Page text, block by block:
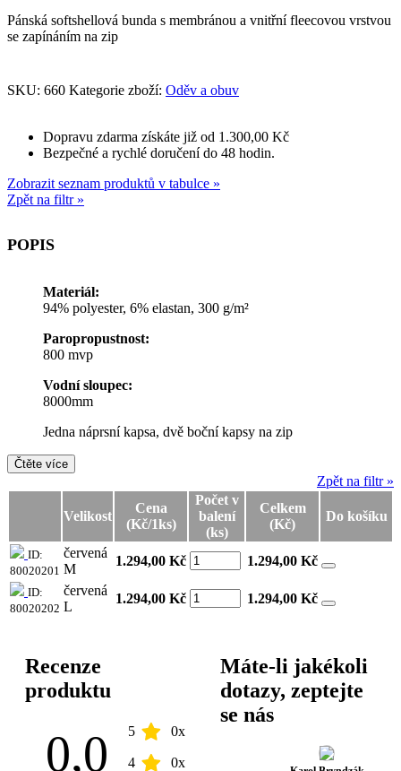
Pánská softshellová bunda s membránou a vnitřní fleecovou vrstvou
se zapínáním na zip
SKU: 660 Kategorie zboží: Oděv a obuv
Dopravu zdarma získáte již od 1.300,00 Kč
Bezpečné a rychlé doručení do 48 hodin.
Zobrazit seznam produktů v tabulce »
Zpět na filtr »
POPIS
Materiál:
94% polyester, 6% elastan, 300 g/m²
Paropropustnost:
800 mvp
Vodní sloupec:
8000mm
Jedna náprsní kapsa, dvě boční kapsy na zip
Čtěte více
Zpět na filtr »
Velikost
Cena
(Kč/1ks)
Počet v
balení
(ks)
Celkem
(Kč)
Do košíku
ID:
80020201
červená
M
1.294,00 Kč 1.294,00 Kč
ID:
80020202
červená
L
1.294,00 Kč 1.294,00 Kč
Recenze
produktu
0,0 5 0x
4 0x
Máte-li jakékoli
dotazy, zeptejte
se nás